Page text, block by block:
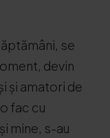
se
devin
și amatori de
fac cu
mine, s-au